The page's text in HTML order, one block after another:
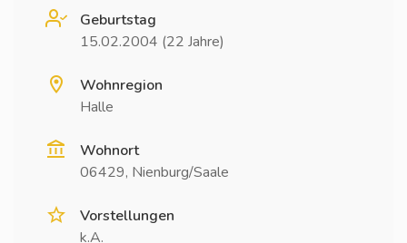
Geburtstag
15.02.2004 (22 Jahre)
Wohnregion
Halle
Wohnort
06429, Nienburg/Saale
Vorstellungen
k.A.